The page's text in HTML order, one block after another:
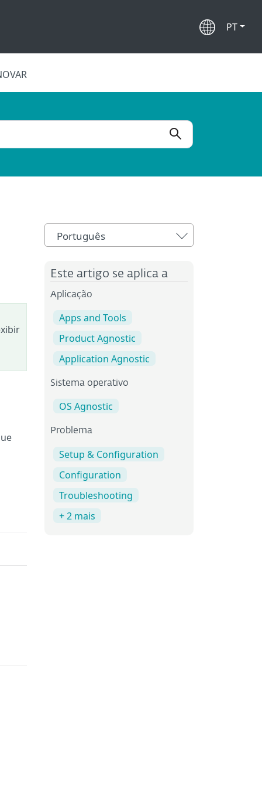
PT
Português
Este artigo se aplica a
Aplicação
Apps and Tools
Product Agnostic
Application Agnostic
Sistema operativo
OS Agnostic
Problema
Setup & Configuration
Configuration
Troubleshooting
+ 2 mais